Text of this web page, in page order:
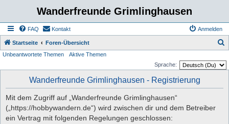
Wanderfreunde Grimlinghausen
FAQ Kontakt Anmelden
Startseite Foren-Übersicht
Unbeantwortete Themen
Aktive Themen
Sprache:
Wanderfreunde Grimlinghausen - Registrierung
Mit dem Zugriff auf „Wanderfreunde Grimlinghausen“
(„https://hobbywandern.de“) wird zwischen dir und dem Betreiber
ein Vertrag mit folgenden Regelungen geschlossen: